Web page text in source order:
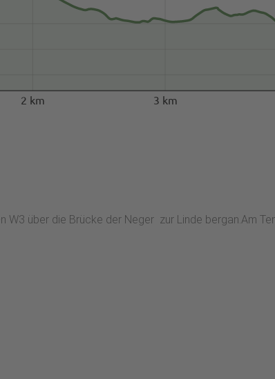
2 km 3 km
über die Brücke der Neger zur Linde bergan.Am